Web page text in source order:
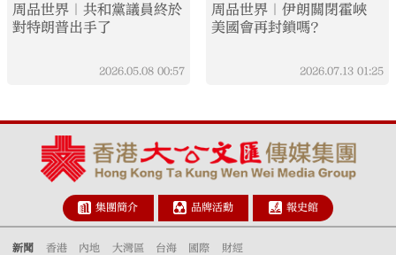
周品世界｜共和黨議員終於
對特朗普出手了
2026.05.08 00:57
周品世界｜伊朗關閉霍峽
美國會再封鎖嗎？
2026.07.13 01:25
集團簡介 品牌活動 報史館
新聞 香港 內地 大灣區 台海 國際 財經